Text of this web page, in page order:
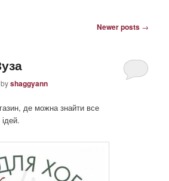
Newer posts →
byshaggyann
де можна знайти все